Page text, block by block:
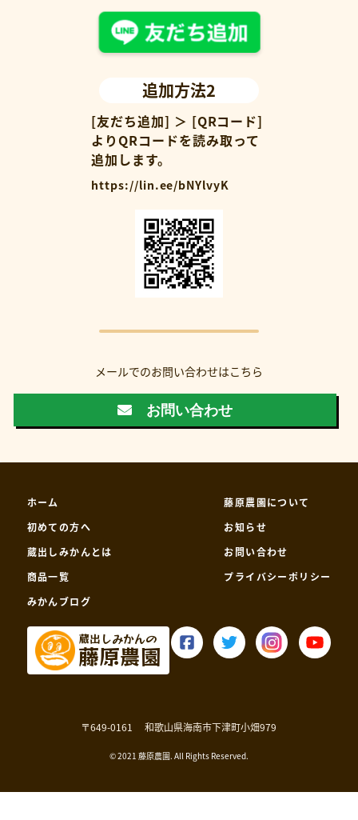
追加方法2
[友だち追加] ＞ [QRコード]
よりQRコードを読み取って
追加します。
https://lin.ee/bNYlvyK
メールでのお問い合わせはこちら
お問い合わせ
〒649-0161 和歌山県海南市下津町小畑979
© 2021 藤原農園. All Rights Reserved.
ホーム
初めての方へ
蔵出しみかんとは
商品一覧
みかんブログ
藤原農園について
お知らせ
お問い合わせ
プライバシーポリシー
蔵出しみかんの
藤原農園